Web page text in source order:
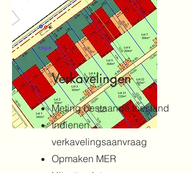
Verkavelingen
Meting bestaande toestand
Indienen
verkavelingsaanvraag
Opmaken MER